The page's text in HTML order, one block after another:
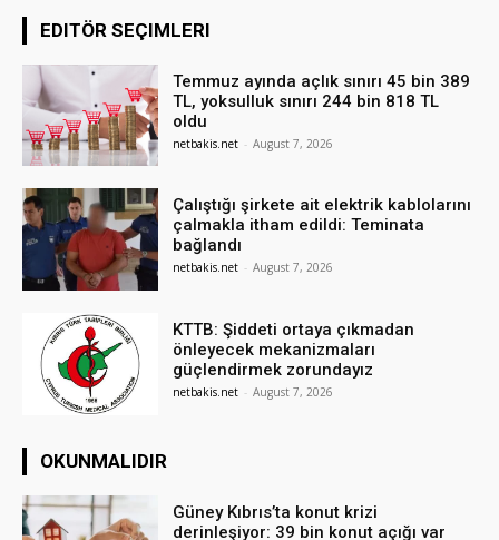
EDITÖR SEÇIMLERI
Temmuz ayında açlık sınırı 45 bin 389
TL, yoksulluk sınırı 244 bin 818 TL
oldu
netbakis.net - August 7, 2026
Çalıştığı şirkete ait elektrik kablolarını
çalmakla itham edildi: Teminata
bağlandı
netbakis.net - August 7, 2026
KTTB: Şiddeti ortaya çıkmadan
önleyecek mekanizmaları
güçlendirmek zorundayız
netbakis.net - August 7, 2026
OKUNMALIDIR
Güney Kıbrıs’ta konut krizi
derinleşiyor: 39 bin konut açığı var